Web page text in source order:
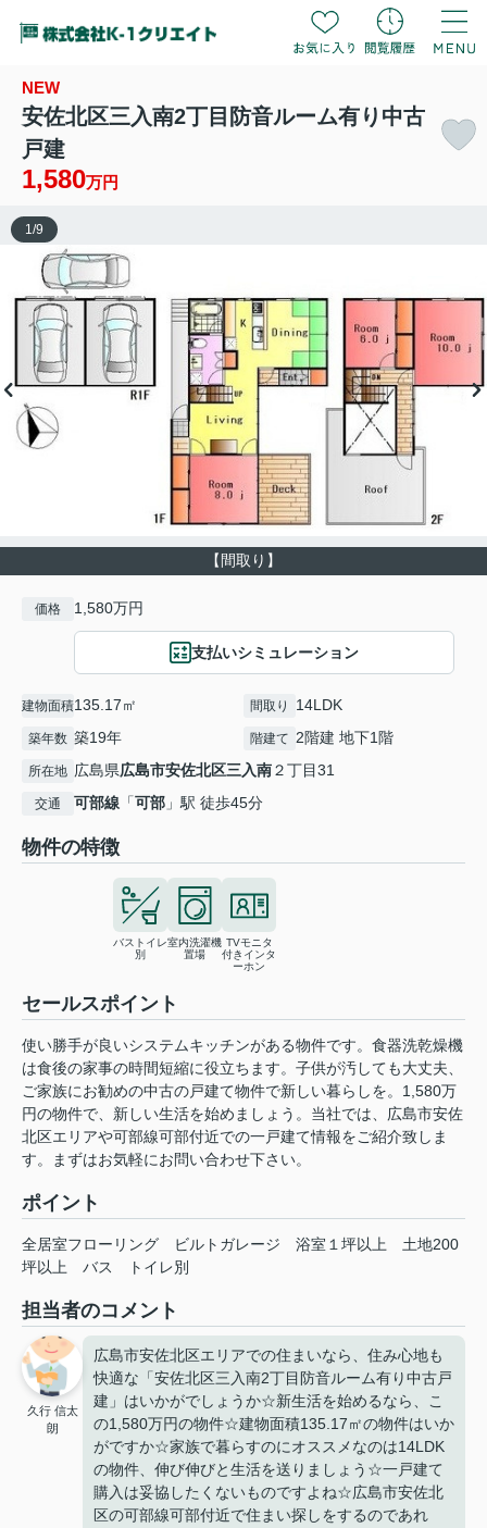
NEW
安佐北区三入南2丁目防音ルーム有り中古
戸建
1,580万円
【間取り】
1 /9
価格 1,580万円
支払いシミュレーション
建物面積135.17㎡ 間取り 14LDK
築年数 築19年 階建て 2階建 地下1階
所在地 広島県広島市安佐北区三入南２丁目31
交通 可部線 「可部 」駅 徒歩45分
物件の特徴
バストイレ
別
室内洗濯機
置場
TVモニタ
付きインタ
ーホン
セールスポイント
使い勝手が良いシステムキッチンがある物件です。食器洗乾燥機
は食後の家事の時間短縮に役立ちます。子供が汚しても大丈夫、
ご家族にお勧めの中古の戸建て物件で新しい暮らしを。1,580万
円の物件で、新しい生活を始めましょう。当社では、広島市安佐
北区エリアや可部線可部付近での一戸建て情報をご紹介致しま
す。まずはお気軽にお問い合わせ下さい。
ポイント
全居室フローリング ビルトガレージ 浴室１坪以上
土地200
坪以上
バス トイレ別
担当者のコメント
久行 信太
朗
広島市安佐北区エリアでの住まいなら、住み心地も
快適な「安佐北区三入南2丁目防音ルーム有り中古戸
建」はいかがでしょうか☆新生活を始めるなら、こ
の1,580万円の物件☆建物面積135.17㎡の物件はいか
がですか☆家族で暮らすのにオススメなのは14LDK
の物件、伸び伸びと生活を送りましょう☆一戸建て
購入は妥協したくないものですよね☆広島市安佐北
区の可部線可部付近で住まい探しをするのであれ